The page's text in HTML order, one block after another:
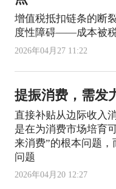
增值税抵扣链条的断
度性障碍——成本被
2026年04月27 11:22
提振消费，需发
直接补贴从边际收入
是在为消费市场培育
来消费”的根本问题
问题
2026年04月20 12:27